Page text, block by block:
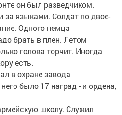
он был разведчиком.
за языками. Солдат по двое-
Одного немца
брать в плен. Летом
голова торчит. Иногда
есть.
в охране завода
было 17 наград - и ордена,
школу. Служил